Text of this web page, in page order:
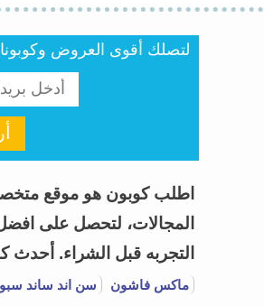
لتصلك أقوى العروض
المجالات، لتحصل على
التجربه قبل الشراء. أحدث
ماكس فاشون
سن اند ساند